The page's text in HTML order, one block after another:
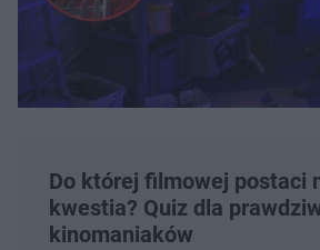
Do której filmowej postaci
kwestia? Quiz dla
kinomaniaków